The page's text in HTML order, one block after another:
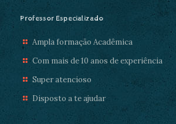
Professor Especializado
Ampla formação Acadêmica
Com mais de 10 anos de experiência
Super atencioso
Disposto a te ajudar